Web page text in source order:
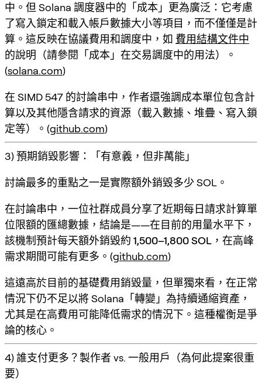
中。但 Solana 調度器中的「成本」更為廣泛：它考慮
了寫入鎖定和載入帳戶數據大小等項目，而不僅僅是計
算。這反映在協議費用和調度中，如 費用結構文件中
的說明（請參閱「成本」在交易調度中的用法）。
(solana.com)
在 SIMD 547 的討論串中，作者還強調成本單位包含計
算以及其他隱含請求的資源 （載入數據、堆疊、寫入鎖
定等）。(github.com)
3) 預期銷毀影響：「有意義，但非萬能」
討論最多的重點之一是實際額外銷毀多少 SOL。
在討論串中，一位社群成員分享了近期每日請求計算單
位限額的匯總數據，結論是——在目前的用量水平下，
該機制預計每天額外銷毀約 1,500–1,800 SOL ，在高峰
需求期間可能有更多。(github.com)
這遠高於目前的基礎費用銷毀量，但單獨來看，在正常
情況下仍不足以將 Solana「轉變」為持續通縮資產，
尤其是在高費用可能降低需求的情況下。這種權衡是爭
論的核心。
4) 誰支付更多？製作者 vs. 一般用戶（為何此提案很重
要）